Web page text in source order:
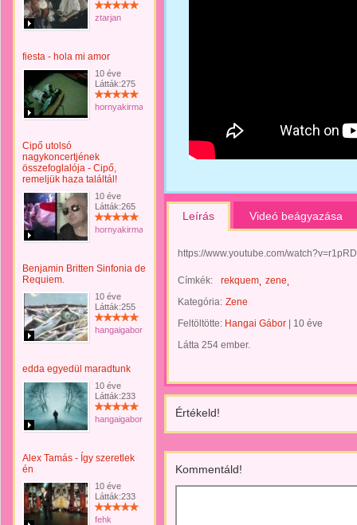
ztarjan
fiesta - hola mi amor
10 éve
Látták:275
hornyakirma
Cipő utolsó
nagykoncertjének
összefoglalója - Cipő,
remeljük haza találtál!
10 éve
Látták:265
hornyakirma
Benjamin Britten Sinfonia de
Requiem.
10 éve
Látták:255
hangaigabor
edda egyedül maradtunk
10 éve
Látták:233
hangaigabor
Alex Tamás - Így szeretlek
én
10 éve
Látták:233
fehk
Leírás Videó beágyazása
https://www.youtube.com/
Címkék: rekquem zene
Kategória: Zene
Feltöltötte: Hangai Gábor
10 éve
Látta 254 ember.
Értékeld!
Kommentáld!